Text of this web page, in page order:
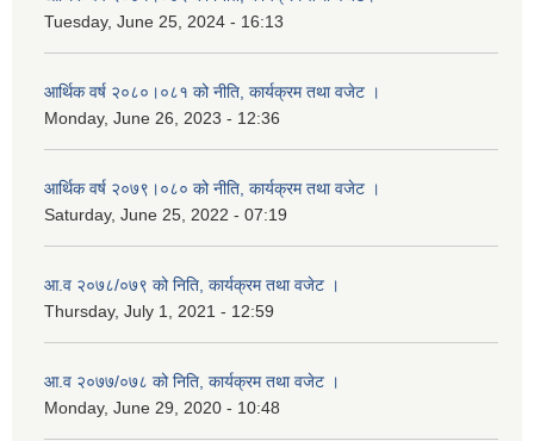
Tuesday, June 25, 2024 - 16:13
आर्थिक वर्ष २०८०।०८१ को नीति, कार्यक्रम तथा वजेट ।
Monday, June 26, 2023 - 12:36
आर्थिक वर्ष २०७९।०८० को नीति, कार्यक्रम तथा वजेट ।
Saturday, June 25, 2022 - 07:19
आ.व २०७८/०७९ को निति, कार्यक्रम तथा वजेट ।
Thursday, July 1, 2021 - 12:59
आ.व २०७७/०७८ को निति, कार्यक्रम तथा वजेट ।
Monday, June 29, 2020 - 10:48